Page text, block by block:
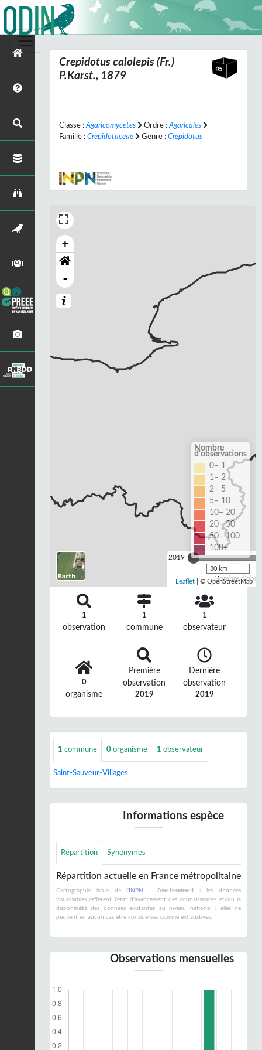
Crepidotus calolepis (Fr.)
P.Karst., 1879
Classe : Agaricomycetes Ordre : Agaricales
Famille : Crepidotaceae Genre : Crepidotus
+
-
2019
Nombre
Nombre
d'observations
0– 1
1– 2
2– 5
5– 10
10– 20
20– 50
50– 100
100+
30 km
Leaflet | © OpenStreetMap
1
observation
1
commune
1
observateur
0
organisme
Première
observation
2019
Dernière
observation
2019
1 commune 0 organisme 1 observateur
Saint-Sauveur-Villages
Informations espèce
Répartition Synonymes
Répartition actuelle en France métropolitaine
Cartographie issue de l' INPN - Avertissement : les données
visualisables reflètent l'état d'avancement des connaissances et/ou la
disponibilité des données existantes au niveau national : elles ne
peuvent en aucun cas être considérées comme exhaustives.
Observations mensuelles